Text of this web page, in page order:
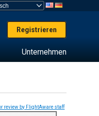
Registrieren
Unternehmen
review by FlightAware staff